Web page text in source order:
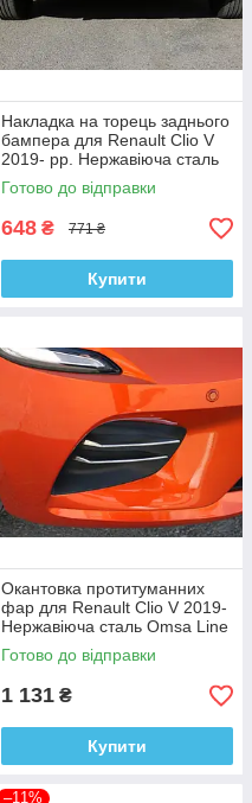
Накладка на торець заднього
бампера для Renault Clio V
2019- рр. Нержавіюча сталь
Omsa Line
Готово до відправки
648 ₴ 771 ₴
Купити
Окантовка протитуманних
фар для Renault Clio V 2019-
Нержавіюча сталь Omsa Line
(4 шт)
Готово до відправки
1 131 ₴
Купити
–11%